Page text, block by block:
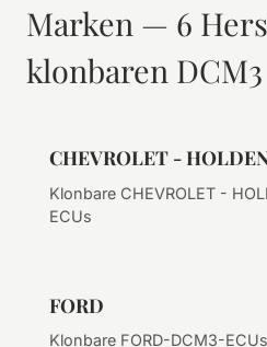
Marken — 6
klonbaren DCM3
CHEVROLET -
Klonbare CHEVROLET -
ECUs
FORD
Klonbare FORD-DCM3-ECUs